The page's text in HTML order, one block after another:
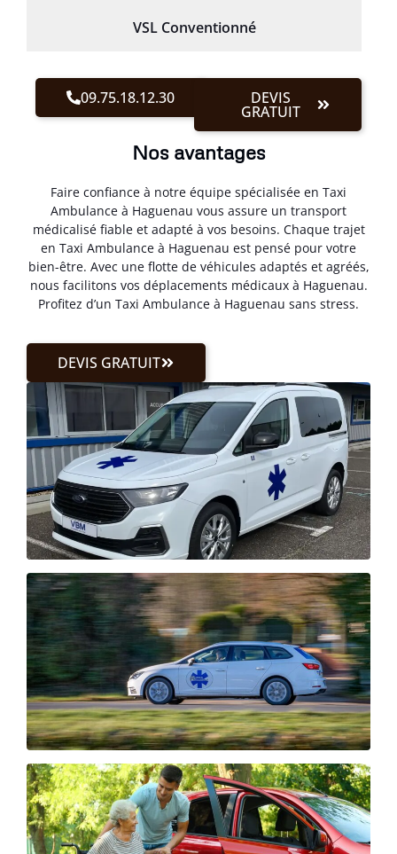
VSL Conventionné
09.75.18.12.30 DEVIS
GRATUIT
Nos avantages
Faire confiance à notre équipe spécialisée en Taxi
Ambulance à Haguenau vous assure un transport
médicalisé fiable et adapté à vos besoins. Chaque trajet
en Taxi Ambulance à Haguenau est pensé pour votre
bien-être. Avec une flotte de véhicules adaptés et agréés,
nous facilitons vos déplacements médicaux à Haguenau.
Profitez d’un Taxi Ambulance à Haguenau sans stress.
DEVIS GRATUIT